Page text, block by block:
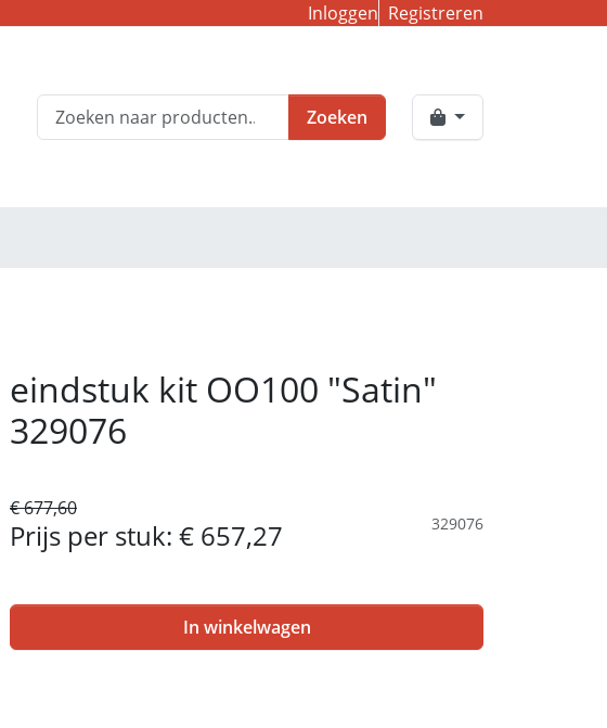
Inloggen Registreren
Zoeken
eindstuk kit OO100 "Satin"
329076
€ 677,60
Prijs per stuk: € 657,27 329076
In winkelwagen